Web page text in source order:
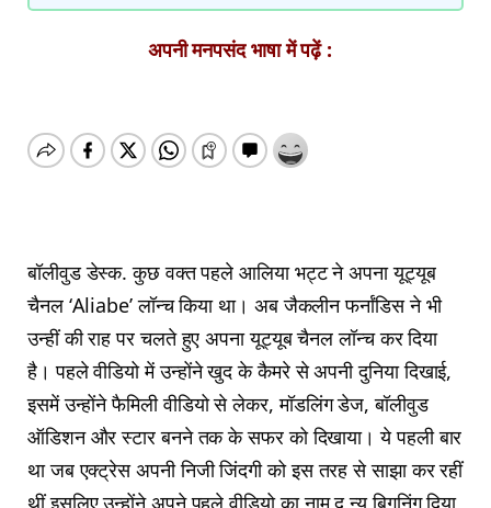
अपनी मनपसंद भाषा में पढ़ें :
बॉलीवुड डेस्क. कुछ वक्त पहले आलिया भट्ट ने अपना यूट्यूब
चैनल ‘Aliabe’ लॉन्च किया था। अब जैकलीन फर्नांडिस ने भी
उन्हीं की राह पर चलते हुए अपना यूट्यूब चैनल लॉन्च कर दिया
है। पहले वीडियो में उन्होंने खुद के कैमरे से अपनी दुनिया दिखाई,
इसमें उन्होंने फैमिली वीडियो से लेकर, मॉडलिंग डेज, बॉलीवुड
ऑडिशन और स्टार बनने तक के सफर को दिखाया। ये पहली बार
था जब एक्ट्रेस अपनी निजी जिंदगी को इस तरह से साझा कर रहीं
थीं इसलिए उन्होंने अपने पहले वीडियो का नाम द न्यू बिगनिंग दिया